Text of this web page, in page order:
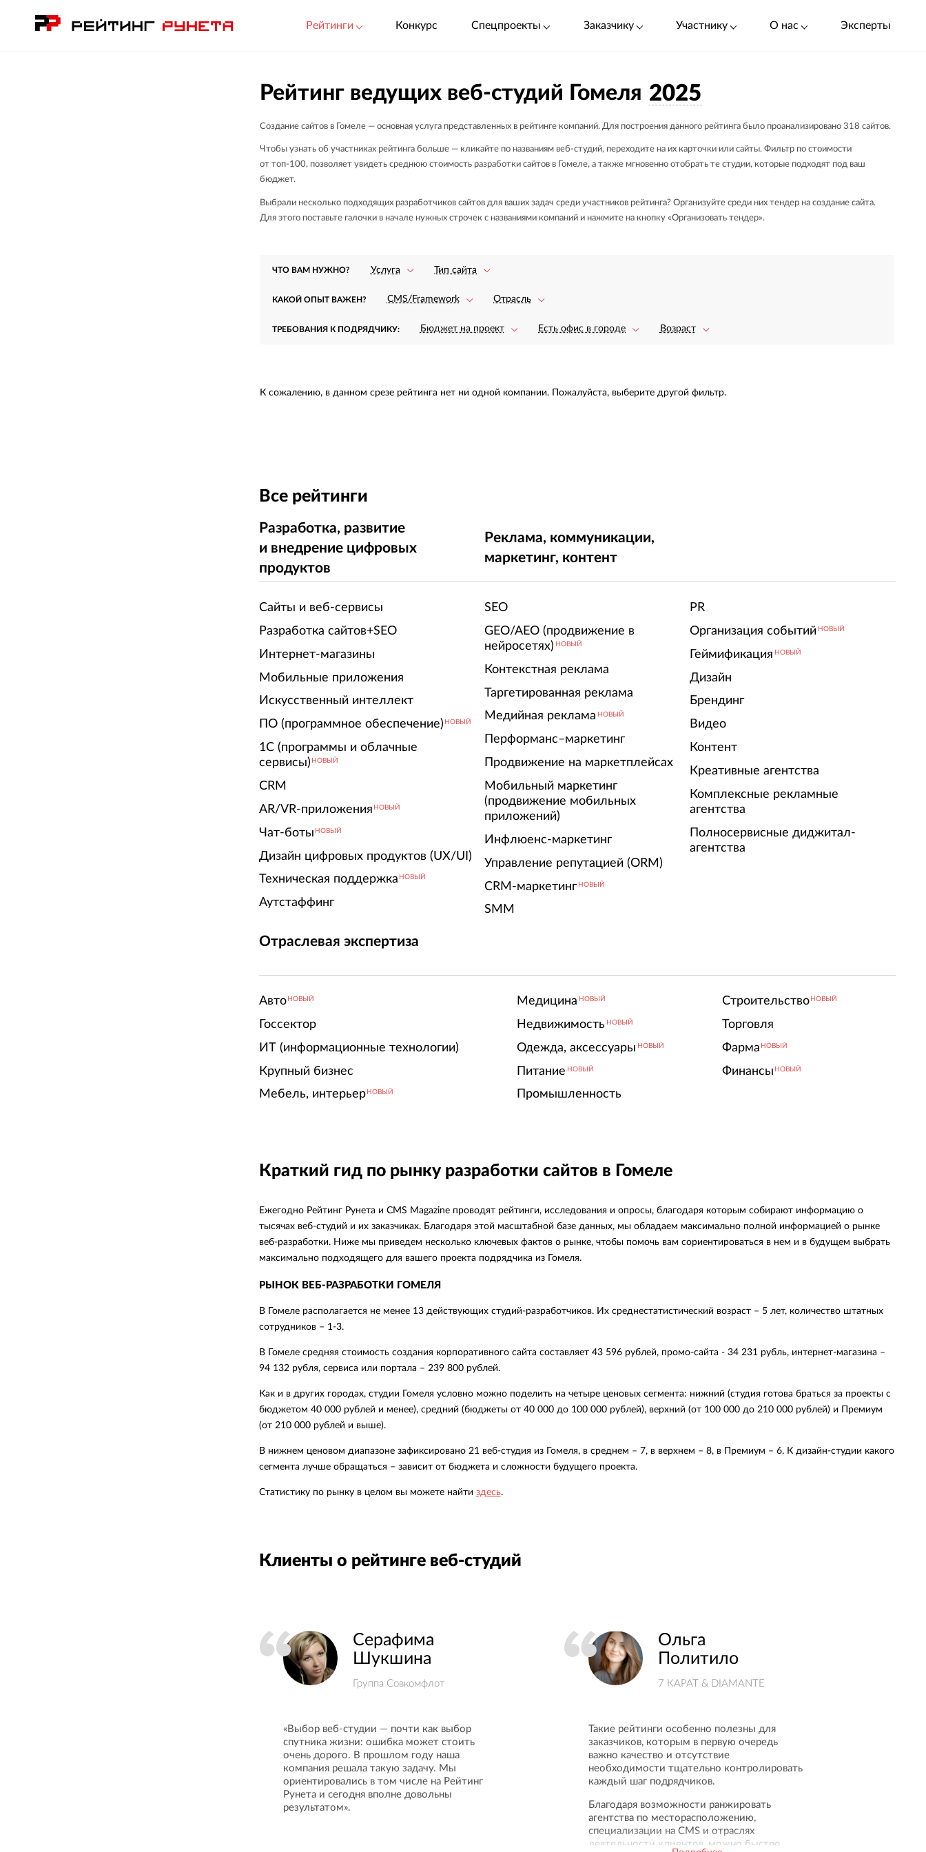
Рейтинги Конкурс Спецпроекты Заказчику Участнику О нас Эксперты
Рейтинг ведущих веб-студий Гомеля 2025
Создание сайтов в Гомеле — основная услуга представленных в рейтинге компаний. Для построения данного рейтинга было проанализировано 318 сайтов.
Чтобы узнать об участниках рейтинга больше — кликайте по названиям веб-студий, переходите на их карточки или сайты. Фильтр по стоимости
от топ-100, позволяет увидеть среднюю стоимость разработки сайтов в Гомеле, а также мгновенно отобрать те студии, которые подходят под ваш
бюджет.
Выбрали несколько подходящих разработчиков сайтов для ваших задач среди участников рейтинга? Организуйте среди них тендер на создание сайта.
Для этого поставьте галочки в начале нужных строчек с названиями компаний и нажмите на кнопку «Организовать тендер».
ЧТО ВАМ НУЖНО? Услуга Тип сайта
КАКОЙ ОПЫТ ВАЖЕН? CMS/Framework Отрасль
ТРЕБОВАНИЯ К ПОДРЯДЧИКУ: Бюджет на проект Есть офис в городе Возраст
К сожалению, в данном срезе рейтинга нет ни одной компании. Пожалуйста, выберите другой фильтр.
Все рейтинги
Разработка, развитие
и внедрение цифровых
продуктов
Сайты и веб-сервисы
Разработка сайтов+SEO
Интернет-магазины
Мобильные приложения
Искусственный интеллект
ПО (программное обеспечение) НОВЫЙ
1С (программы и облачные
сервисы) НОВЫЙ
CRM
AR/VR-приложения НОВЫЙ
Чат-боты НОВЫЙ
Дизайн цифровых продуктов (UX/UI)
Техническая поддержка НОВЫЙ
Аутстаффинг
Реклама, коммуникации,
маркетинг, контент
SEO
GEO/AEO (продвижение в
нейросетях) НОВЫЙ
Контекстная реклама
Таргетированная реклама
Медийная реклама НОВЫЙ
Перформанс–маркетинг
Продвижение на маркетплейсах
Мобильный маркетинг
(продвижение мобильных
приложений)
Инфлюенс-маркетинг
Управление репутацией (ORM)
CRM-маркетинг НОВЫЙ
SMM
PR
Организация событий НОВЫЙ
Геймификация НОВЫЙ
Дизайн
Брендинг
Видео
Контент
Креативные агентства
Комплексные рекламные
агентства
Полносервисные диджитал-
агентства
Отраслевая экспертиза
Авто НОВЫЙ
Госсектор
ИТ (информационные технологии)
Крупный бизнес
Мебель, интерьер НОВЫЙ
Медицина НОВЫЙ
Недвижимость НОВЫЙ
Одежда, аксессуары НОВЫЙ
Питание НОВЫЙ
Промышленность
Строительство НОВЫЙ
Торговля
Фарма НОВЫЙ
Финансы НОВЫЙ
Краткий гид по рынку разработки сайтов в Гомеле
Ежегодно Рейтинг Рунета и CMS Magazine проводят рейтинги, исследования и опросы, благодаря которым собирают информацию о
тысячах веб-студий и их заказчиках. Благодаря этой масштабной базе данных, мы обладаем максимально полной информацией о рынке
веб-разработки. Ниже мы приведем несколько ключевых фактов о рынке, чтобы помочь вам сориентироваться в нем и в будущем выбрать
максимально подходящего для вашего проекта подрядчика из Гомеля.
РЫНОК ВЕБ-РАЗРАБОТКИ ГОМЕЛЯ
В Гомеле располагается не менее 13 действующих студий-разработчиков. Их среднестатистический возраст – 5 лет, количество штатных
сотрудников – 1-3.
В Гомеле средняя стоимость создания корпоративного сайта составляет 43 596 рублей, промо-сайта - 34 231 рубль, интернет-магазина –
94 132 рубля, сервиса или портала – 239 800 рублей.
Как и в других городах, студии Гомеля условно можно поделить на четыре ценовых сегмента: нижний (студия готова браться за проекты с
бюджетом 40 000 рублей и менее), средний (бюджеты от 40 000 до 100 000 рублей), верхний (от 100 000 до 210 000 рублей) и Премиум
(от 210 000 рублей и выше).
В нижнем ценовом диапазоне зафиксировано 21 веб-студия из Гомеля, в среднем – 7, в верхнем – 8, в Премиум – 6. К дизайн-студии какого
сегмента лучше обращаться – зависит от бюджета и сложности будущего проекта.
Статистику по рынку в целом вы можете найти здесь.
Клиенты о рейтинге веб-студий
Серафима
Шукшина
Группа Совкомфлот
«Выбор веб-студии — почти как выбор
спутника жизни: ошибка может стоить
очень дорого. В прошлом году наша
компания решала такую задачу. Мы
ориентировались в том числе на Рейтинг
Рунета и сегодня вполне довольны
результатом».
Ольга
Политило
7 КАРАТ & DIAMANTE
Такие рейтинги особенно полезны для
заказчиков, которым в первую очередь
важно качество и отсутствие
необходимости тщательно контролировать
каждый шаг подрядчиков.
Благодаря возможности ранжировать
агентства по месторасположению,
специализации на CMS и отраслях
деятельности клиентов, можно быстро